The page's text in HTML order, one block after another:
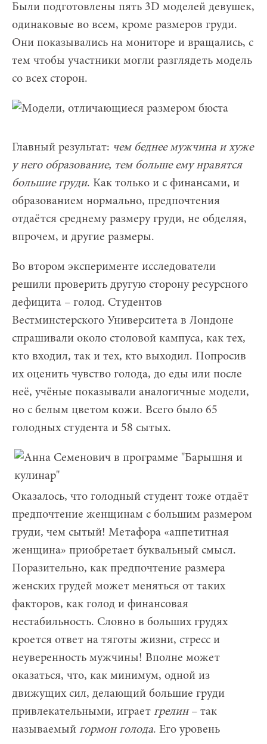
Были подготовлены пять 3D моделей девушек,
одинаковые во всем, кроме размеров груди.
Они показывались на мониторе и вращались, с
тем чтобы участники могли разглядеть модель
со всех сторон.
Главный результат: чем беднее мужчина и хуже
у него образование, тем больше ему нравятся
большие груди. Как только и с финансами, и
образованием нормально, предпочтения
отдаётся среднему размеру груди, не обделяя,
впрочем, и другие размеры.
Во втором эксперименте исследователи
решили проверить другую сторону ресурсного
дефицита – голод. Студентов
Вестминстерского Университета в Лондоне
спрашивали около столовой кампуса, как тех,
кто входил, так и тех, кто выходил. Попросив
их оценить чувство голода, до еды или после
неё, учёные показывали аналогичные модели,
но с белым цветом кожи. Всего было 65
голодных студента и 58 сытых.
Оказалось, что голодный студент тоже отдаёт
предпочтение женщинам с большим размером
груди, чем сытый! Метафора «аппетитная
женщина» приобретает буквальный смысл.
Поразительно, как предпочтение размера
женских грудей может меняться от таких
факторов, как голод и финансовая
нестабильность. Словно в больших грудях
кроется ответ на тяготы жизни, стресс и
неуверенность мужчины! Вполне может
оказаться, что, как минимум, одной из
движущих сил, делающий большие груди
привлекательными, играет грелин– так
называемый гормон голода. Его уровень